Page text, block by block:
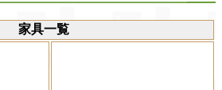
家具一覧